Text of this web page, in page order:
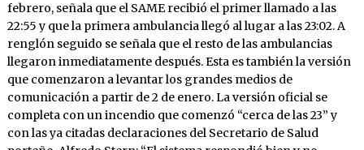
febrero, señala que el SAME recibió el primer llamado a las
22:55 y que la primera ambulancia llegó al lugar a las 23:02. A
renglón seguido se señala que el resto de las ambulancias
llegaron inmediatamente después. Esta es también la versión
que comenzaron a levantar los grandes medios de
comunicación a partir de 2 de enero. La versión oficial se
completa con un incendio que comenzó “cerca de las 23” y
con las ya citadas declaraciones del Secretario de Salud